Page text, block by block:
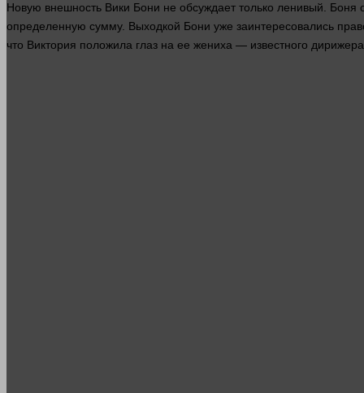
Новую внешность Вики Бони не обсуждает только ленивый. Боня
определенную сумму. Выходкой Бони уже заинтересовались
что Виктория положила глаз на ее жениха — известного